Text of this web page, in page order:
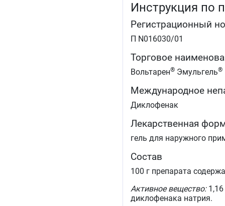
Инструкция по
Регистрационный
П N016030/01
Торговое
Вольтарен® Эмульгель®
Международное
Диклофенак
Лекарственная
гель для наружного
Состав
100 г препарата
Активное вещество:1,16
диклофенака натрия.